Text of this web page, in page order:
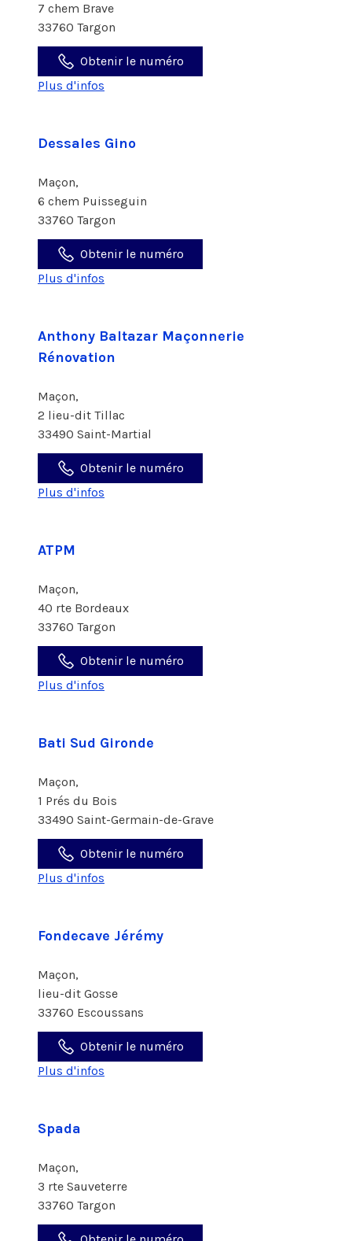
7 chem Brave
33760 Targon
Obtenir le numéro
Plus d'infos
Dessales Gino
Maçon,
6 chem Puisseguin
33760 Targon
Obtenir le numéro
Plus d'infos
Anthony Baltazar Maçonnerie
Rénovation
Maçon,
2 lieu-dit Tillac
33490 Saint-Martial
Obtenir le numéro
Plus d'infos
ATPM
Maçon,
40 rte Bordeaux
33760 Targon
Obtenir le numéro
Plus d'infos
Bati Sud Gironde
Maçon,
1 Prés du Bois
33490 Saint-Germain-de-Grave
Obtenir le numéro
Plus d'infos
Fondecave Jérémy
Maçon,
lieu-dit Gosse
33760 Escoussans
Obtenir le numéro
Plus d'infos
Spada
Maçon,
3 rte Sauveterre
33760 Targon